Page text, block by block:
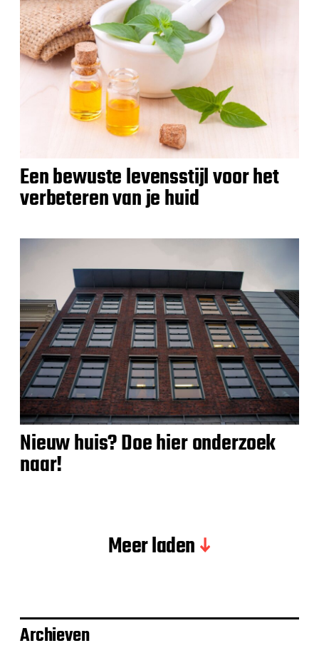
Een bewuste levensstijl voor het
verbeteren van je huid
Nieuw huis? Doe hier onderzoek
naar!
Meer laden
Archieven